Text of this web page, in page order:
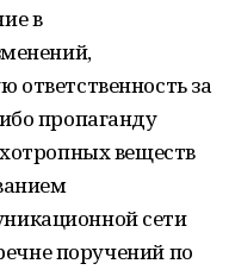
в
за
пропаганду
веществ
сети
поручений по